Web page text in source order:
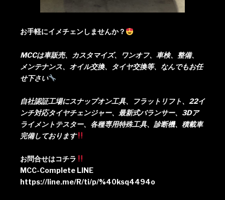
お手軽にイメチェンしませんか？
MCCは車販売、カスタマイズ、ワンオフ、車検、整備、
メンテナンス、オイル交換、タイヤ交換等、なんでもお任
せ下さい
自社認証工場にスナップオン工具、フラットリフト、22イ
ンチ対応タイヤチェンジャー、最新式バランサー、3Dア
ライメントテスター、各種専用特殊工具、診断機、積載車
完備しております
お問合せはコチラ
MCC-Complete LINE
https://line.me/R/ti/p/%40ksq4494o